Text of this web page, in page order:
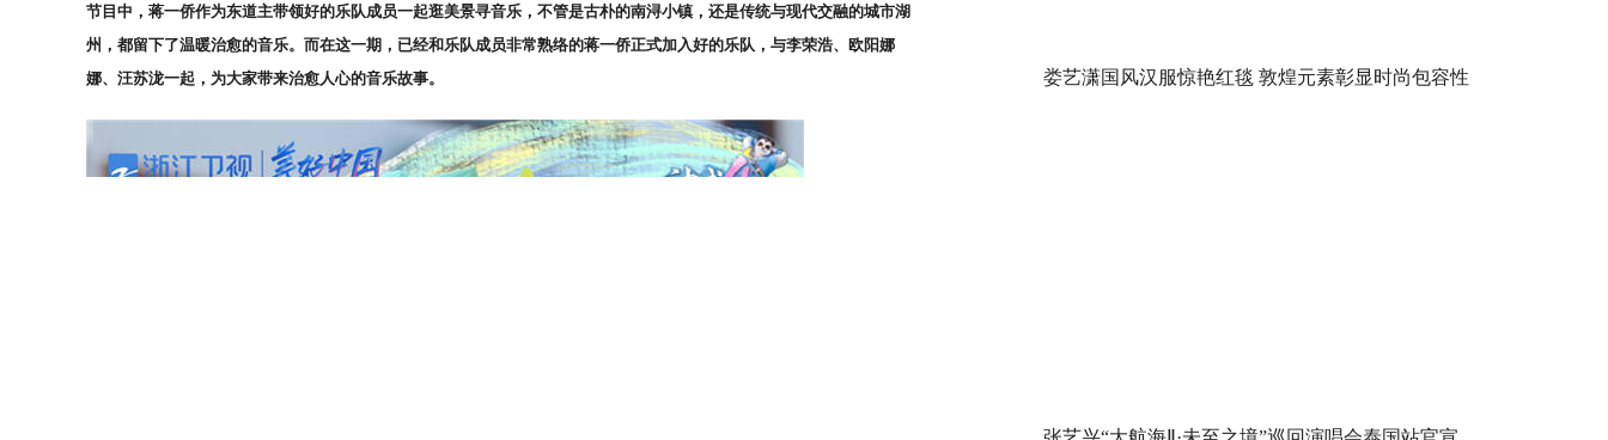
节目中，蒋一侨作为东道主带领好的乐队成员一起逛美景寻音乐，不管是古朴的南浔小镇，还是传统与现代交融的城市湖
州，都留下了温暖治愈的音乐。而在这一期，已经和乐队成员非常熟络的蒋一侨正式加入好的乐队，与李荣浩、欧阳娜
娜、汪苏泷一起，为大家带来治愈人心的音乐故事。
娄艺潇国风汉服惊艳红毯 敦煌元素彰显时尚包容性